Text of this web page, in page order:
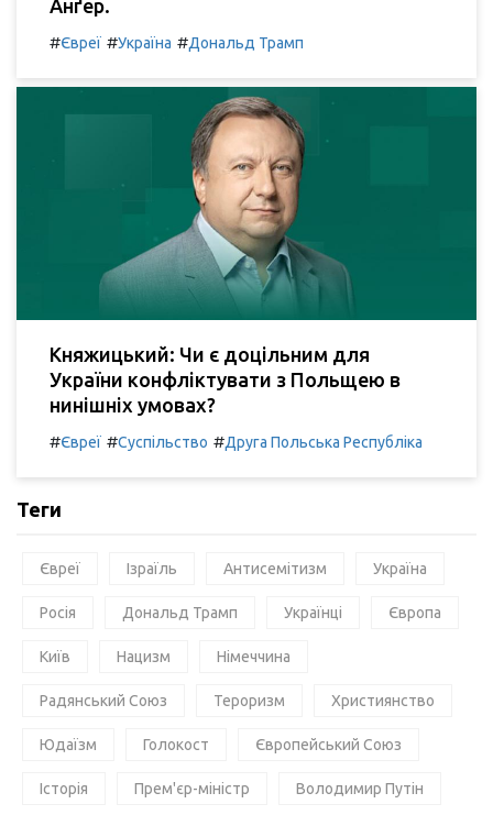
Анґер.
#Євреї #Україна #Дональд Трамп
Княжицький: Чи є доцільним для
України конфліктувати з Польщею в
нинішніх умовах?
#Євреї #Суспільство #Друга Польська Республіка
Теги
Євреї Ізраїль Антисемітизм Україна
Росія Дональд Трамп Українці Європа
Київ Нацизм Німеччина
Радянський Союз Тероризм Християнство
Юдаїзм Голокост Європейський Союз
Історія Прем'єр-міністр Володимир Путін